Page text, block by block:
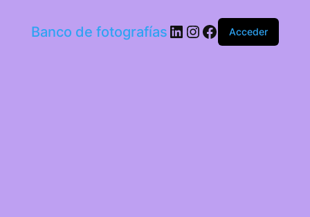
Banco de fotografías LinkedIn
Instagram
Facebook
Acceder